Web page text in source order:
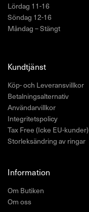
Lördag 11-16
Söndag 12-16
Måndag – Stängt
Kundtjänst
Köp- och Leveransvillkor
Betalningsalternativ
Användarvillkor
Integritetspolicy
Tax Free (Icke EU-kunder)
Storleksändring av ringar
Information
Om Butiken
Om oss